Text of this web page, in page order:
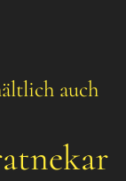
auch